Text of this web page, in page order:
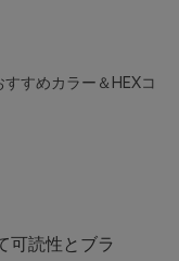
すめカラー＆HEXコ
可読性とブラ